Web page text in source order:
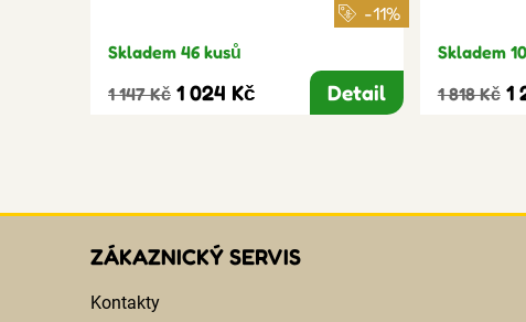
-11%
Skladem 46 kusů
1 147 Kč 1 024 Kč Detail
Skladem
1 818 Kč 1
ZÁKAZNICKÝ SERVIS
Kontakty